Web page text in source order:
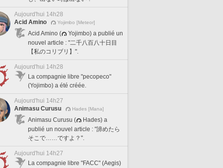
Aujourd'hui 14h28
Acid Amino
Yojimbo [Meteor]
Acid Amino (
Yojimbo) a publié un
nouvel article : "二千八百八十日目
【私のコリブリ】".
Aujourd'hui 14h28
La compagnie libre "pecopeco"
(Yojimbo) a été créée.
Aujourd'hui 14h27
Animasu Curusu
Hades [Mana]
Animasu Curusu (
Hades) a
publié un nouvel article : "諦めたら
そこで……ですよ？".
Aujourd'hui 14h27
La compagnie libre "FACC" (Aegis)